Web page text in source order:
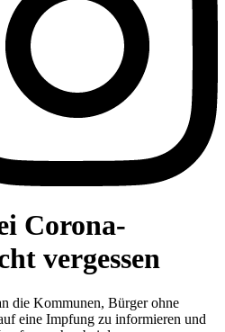
Corona-
vergessen
die Kommunen, Bürger ohne
eine Impfung zu informieren und